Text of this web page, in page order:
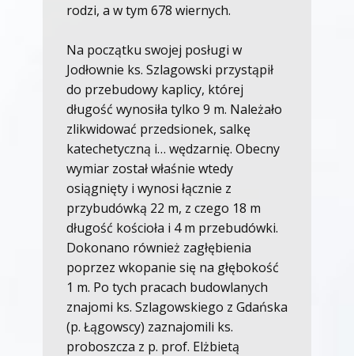
rodzi, a w tym 678 wiernych.
Na początku swojej posługi w
Jodłownie ks. Szlagowski przystąpił
do przebudowy kaplicy, której
długość wynosiła tylko 9 m. Należało
zlikwidować przedsionek, salkę
katechetyczną i… wędzarnię. Obecny
wymiar został właśnie wtedy
osiągnięty i wynosi łącznie z
przybudówką 22 m, z czego 18 m
długość kościoła i 4 m przebudówki.
Dokonano również zagłębienia
poprzez wkopanie się na głębokość
1 m. Po tych pracach budowlanych
znajomi ks. Szlagowskiego z Gdańska
(p. Łągowscy) zaznajomili ks.
proboszcza z p. prof. Elżbietą